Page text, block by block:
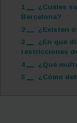
1
¿Cuáles
Barcelona?
2
¿Existen
3
¿En qué
restricciones
4
¿Qué
5
¿Cómo